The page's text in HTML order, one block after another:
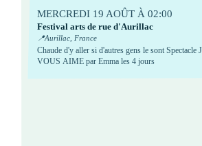
MERCREDI 19 AOÛT À 02:00
Festival arts de rue d'Aurillac
📍Aurillac, France
Chaude d'y aller si d'autres gens le sont Spectacle JE
VOUS AIME par Emma les 4 jours